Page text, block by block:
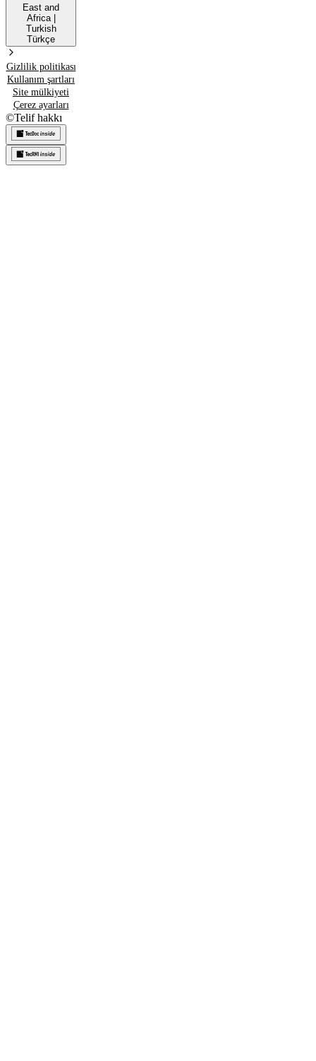
East and
Africa|
Turkish
Türkçe
Gizlilik politikası
Kullanım şartları
Site mülkiyeti
Çerez ayarları
©Telif hakkı